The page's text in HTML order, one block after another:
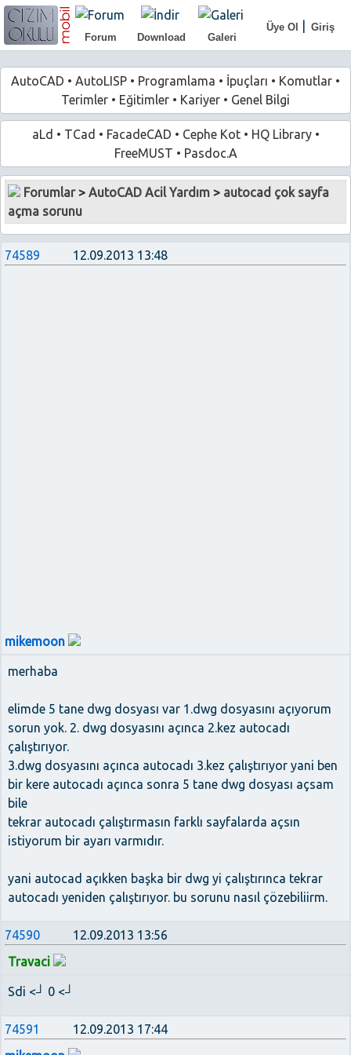
Üye Ol
Giriş
Forum
Download Galeri
AutoCAD • AutoLISP • Programlama • İpuçları • Komutlar •
Terimler • Eğitimler • Kariyer • Genel Bilgi
aLd • TCad • FacadeCAD • Cephe Kot• HQ Library•
FreeMUST • Pasdoc.A
Forumlar>AutoCAD Acil Yardım > autocad çok sayfa
açma sorunu
74589 12.09.2013 13:48
mikemoon
merhaba
elimde 5 tane dwg dosyası var 1.dwg dosyasını açıyorum
sorun yok. 2. dwg dosyasını açınca 2.kez autocadı
çalıştırıyor.
3.dwg dosyasını açınca autocadı 3.kez çalıştırıyor yani ben
bir kere autocadı açınca sonra 5 tane dwg dosyası açsam
bile
tekrar autocadı çalıştırmasın farklı sayfalarda açsın
istiyorum bir ayarı varmıdır.
yani autocad açıkken başka bir dwg yi çalıştırınca tekrar
autocadı yeniden çalıştırıyor. bu sorunu nasıl çözebiliirm.
74590
12.09.2013 13:56
Travaci
Sdi <┘ 0 <┘
74591
12.09.2013 17:44